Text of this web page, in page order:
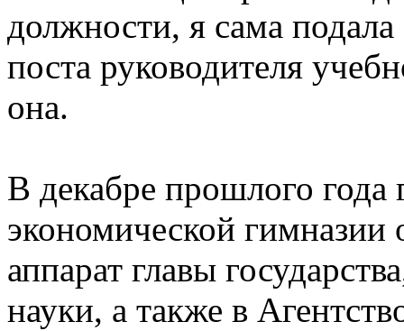
должности, я сама
поста руководителя
она.
В декабре прошлого года
экономической гимназии
аппарат главы
науки, а также в